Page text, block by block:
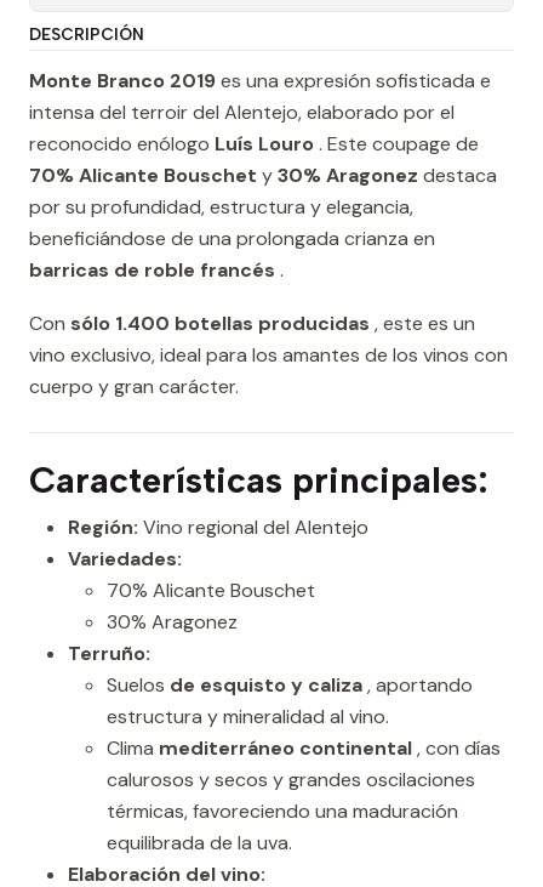
DESCRIPCIÓN
Monte Branco 2019es una expresión sofisticada e
intensa del terroir del Alentejo, elaborado por el
reconocido enólogo Luís Louro. Este coupage de
70% Alicante Bouschet y30% Aragonez destaca
por su profundidad, estructura y elegancia,
beneficiándose de una prolongada crianza en
barricas de roble francés .
Con sólo 1.400 botellas producidas , este es un
vino exclusivo, ideal para los amantes de los vinos con
cuerpo y gran carácter.
Características principales:
Región: Vino regional del Alentejo
Variedades:
70% Alicante Bouschet
30% Aragonez
Terruño:
Suelos de esquisto y caliza, aportando
estructura y mineralidad al vino.
Clima mediterráneo continental, con días
calurosos y secos y grandes oscilaciones
térmicas, favoreciendo una maduración
equilibrada de la uva.
Elaboración del vino: